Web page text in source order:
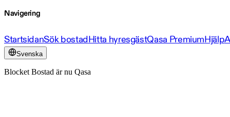
Navigering
StartsidanSök bostadHitta hyresgästQasa PremiumHjälp
Svenska
Blocket Bostad är nu Qasa